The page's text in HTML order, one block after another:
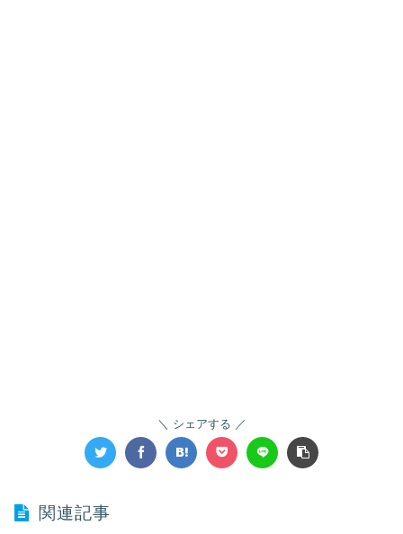
シェアする
関連記事